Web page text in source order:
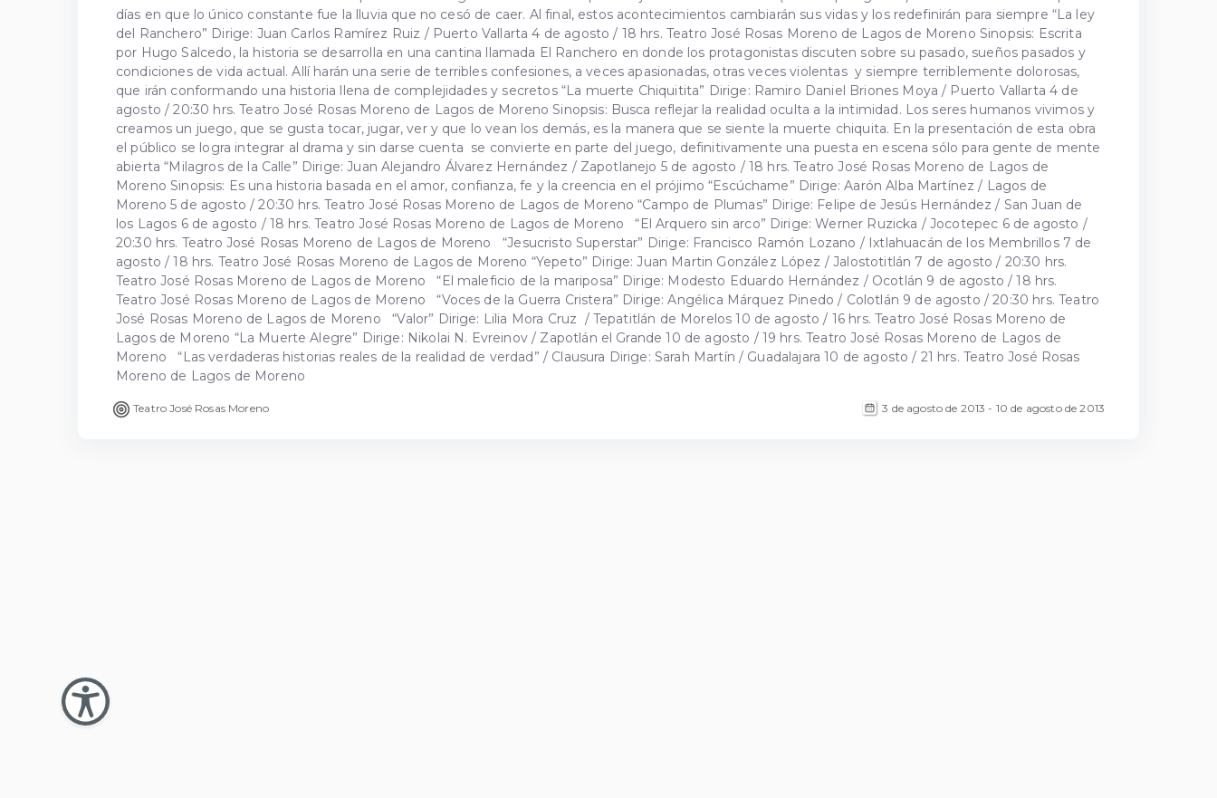
días en que lo único constante fue la lluvia que no cesó de caer. Al final, estos acontecimientos cambiarán sus vidas y los redefinirán para siempre “La ley
del Ranchero” Dirige: Juan Carlos Ramírez Ruiz / Puerto Vallarta 4 de agosto / 18 hrs. Teatro José Rosas Moreno de Lagos de Moreno Sinopsis: Escrita
por Hugo Salcedo, la historia se desarrolla en una cantina llamada El Ranchero en donde los protagonistas discuten sobre su pasado, sueños pasados y
condiciones de vida actual. Allí harán una serie de terribles confesiones, a veces apasionadas, otras veces violentas y siempre terriblemente dolorosas,
que irán conformando una historia llena de complejidades y secretos “La muerte Chiquitita” Dirige: Ramiro Daniel Briones Moya / Puerto Vallarta 4 de
agosto / 20:30 hrs. Teatro José Rosas Moreno de Lagos de Moreno Sinopsis: Busca reflejar la realidad oculta a la intimidad. Los seres humanos vivimos y
creamos un juego, que se gusta tocar, jugar, ver y que lo vean los demás, es la manera que se siente la muerte chiquita. En la presentación de esta obra
el público se logra integrar al drama y sin darse cuenta se convierte en parte del juego, definitivamente una puesta en escena sólo para gente de mente
abierta “Milagros de la Calle” Dirige: Juan Alejandro Álvarez Hernández / Zapotlanejo 5 de agosto / 18 hrs. Teatro José Rosas Moreno de Lagos de
Moreno Sinopsis: Es una historia basada en el amor, confianza, fe y la creencia en el prójimo “Escúchame” Dirige: Aarón Alba Martínez / Lagos de
Moreno 5 de agosto / 20:30 hrs. Teatro José Rosas Moreno de Lagos de Moreno “Campo de Plumas” Dirige: Felipe de Jesús Hernández / San Juan de
los Lagos 6 de agosto / 18 hrs. Teatro José Rosas Moreno de Lagos de Moreno “El Arquero sin arco” Dirige: Werner Ruzicka / Jocotepec 6 de agosto /
20:30 hrs. Teatro José Rosas Moreno de Lagos de Moreno “Jesucristo Superstar” Dirige: Francisco Ramón Lozano / Ixtlahuacán de los Membrillos 7 de
agosto / 18 hrs. Teatro José Rosas Moreno de Lagos de Moreno “Yepeto” Dirige: Juan Martin González López / Jalostotitlán 7 de agosto / 20:30 hrs.
Teatro José Rosas Moreno de Lagos de Moreno “El maleficio de la mariposa” Dirige: Modesto Eduardo Hernández / Ocotlán 9 de agosto / 18 hrs.
Teatro José Rosas Moreno de Lagos de Moreno “Voces de la Guerra Cristera” Dirige: Angélica Márquez Pinedo / Colotlán 9 de agosto / 20:30 hrs. Teatro
José Rosas Moreno de Lagos de Moreno “Valor” Dirige: Lilia Mora Cruz / Tepatitlán de Morelos 10 de agosto / 16 hrs. Teatro José Rosas Moreno de
Lagos de Moreno “La Muerte Alegre” Dirige: Nikolai N. Evreinov / Zapotlán el Grande 10 de agosto / 19 hrs. Teatro José Rosas Moreno de Lagos de
Moreno “Las verdaderas historias reales de la realidad de verdad” / Clausura Dirige: Sarah Martín / Guadalajara 10 de agosto / 21 hrs. Teatro José Rosas
Moreno de Lagos de Moreno
Teatro José Rosas Moreno 3 de agosto de 2013 - 10 de agosto de 2013